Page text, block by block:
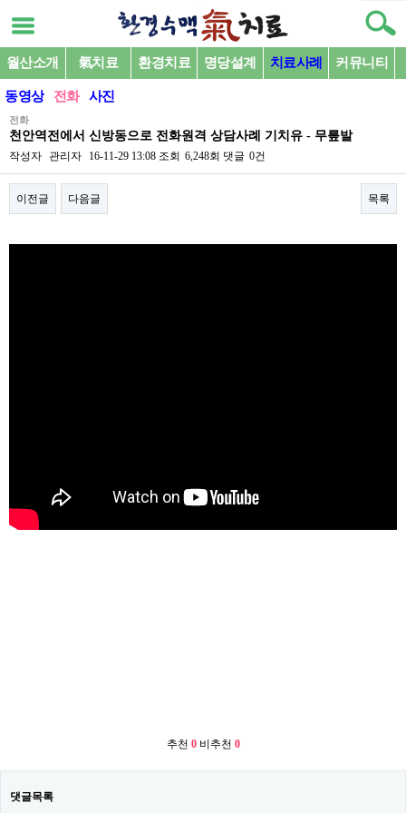
월산소개 氣치료 환경치료 명당설계 치료사례 커뮤니티
동영상 전화 사진
전화
천안역전에서 신방동으로 전화원격 상담사례 기치유 - 무릎발
작성자 관리자 16-11-29 13:08 조회 6,248회 댓글 0건
이전글 다음글 목록
본문
추천 0 비추천 0
댓글목록